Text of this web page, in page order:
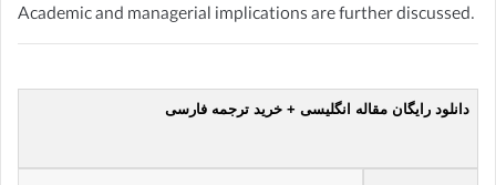
Academic and managerial implications are further discussed.
دانلود رایگان مقاله انگلیسی + خرید ترجمه فارسی